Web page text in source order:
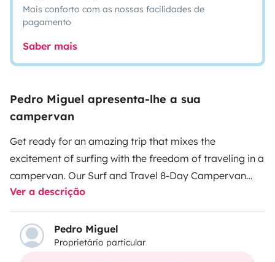
Mais conforto com as nossas facilidades de
pagamento
Saber mais
Pedro Miguel apresenta-lhe a sua
campervan
Get ready for an amazing trip that mixes the
excitement of surfing with the freedom of traveling in a
campervan. Our Surf and Travel 8-Day Campervan
Adventure is all about taking surf lessons and
exploring the beautiful coast.You'll start with surf
lessons led by our experienced instructors. It doesn't
matter if you're new to surfing or have some
Ver a descrição
Pedro Miguel
Proprietário particular